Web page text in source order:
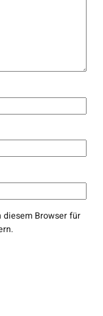
diesem Browser für